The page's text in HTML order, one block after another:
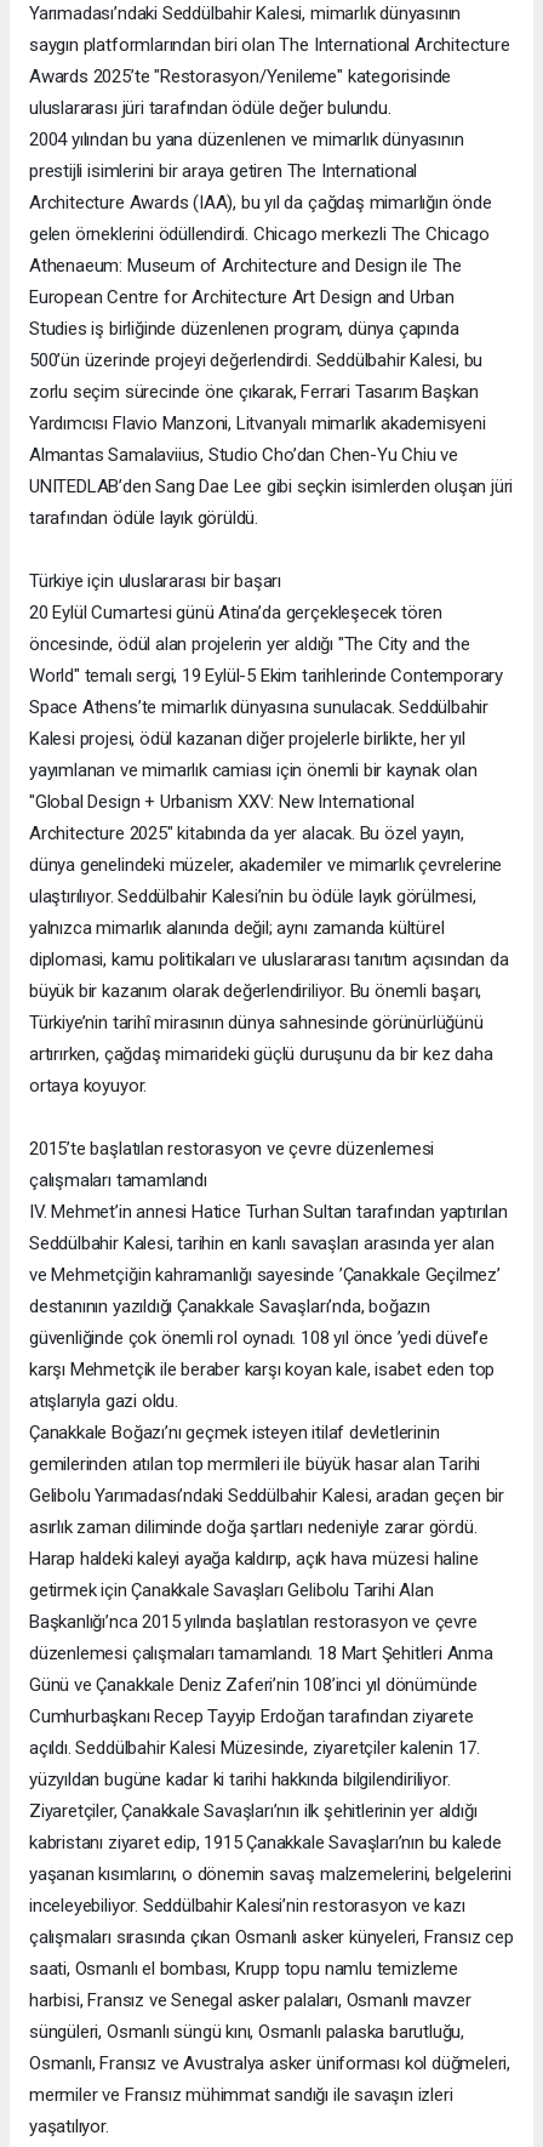
Yarımadası’ndaki Seddülbahir Kalesi, mimarlık dünyasının
saygın platformlarından biri olan The International Architecture
Awards 2025’te "Restorasyon/Yenileme" kategorisinde
uluslararası jüri tarafından ödüle değer bulundu.
2004 yılından bu yana düzenlenen ve mimarlık dünyasının
prestijli isimlerini bir araya getiren The International
Architecture Awards (IAA), bu yıl da çağdaş mimarlığın önde
gelen örneklerini ödüllendirdi. Chicago merkezli The Chicago
Athenaeum: Museum of Architecture and Design ile The
European Centre for Architecture Art Design and Urban
Studies iş birliğinde düzenlenen program, dünya çapında
500’ün üzerinde projeyi değerlendirdi. Seddülbahir Kalesi, bu
zorlu seçim sürecinde öne çıkarak, Ferrari Tasarım Başkan
Yardımcısı Flavio Manzoni, Litvanyalı mimarlık akademisyeni
Almantas Samalaviius, Studio Cho’dan Chen-Yu Chiu ve
UNITEDLAB’den Sang Dae Lee gibi seçkin isimlerden oluşan jüri
tarafından ödüle layık görüldü.
Türkiye için uluslararası bir başarı
20 Eylül Cumartesi günü Atina’da gerçekleşecek tören
öncesinde, ödül alan projelerin yer aldığı "The City and the
World" temalı sergi, 19 Eylül-5 Ekim tarihlerinde Contemporary
Space Athens’te mimarlık dünyasına sunulacak. Seddülbahir
Kalesi projesi, ödül kazanan diğer projelerle birlikte, her yıl
yayımlanan ve mimarlık camiası için önemli bir kaynak olan
"Global Design + Urbanism XXV: New International
Architecture 2025" kitabında da yer alacak. Bu özel yayın,
dünya genelindeki müzeler, akademiler ve mimarlık çevrelerine
ulaştırılıyor. Seddülbahir Kalesi’nin bu ödüle layık görülmesi,
yalnızca mimarlık alanında değil; aynı zamanda kültürel
diplomasi, kamu politikaları ve uluslararası tanıtım açısından da
büyük bir kazanım olarak değerlendiriliyor. Bu önemli başarı,
Türkiye’nin tarihî mirasının dünya sahnesinde görünürlüğünü
artırırken, çağdaş mimarideki güçlü duruşunu da bir kez daha
ortaya koyuyor.
2015’te başlatılan restorasyon ve çevre düzenlemesi
çalışmaları tamamlandı
IV. Mehmet’in annesi Hatice Turhan Sultan tarafından yaptırılan
Seddülbahir Kalesi, tarihin en kanlı savaşları arasında yer alan
ve Mehmetçiğin kahramanlığı sayesinde ’Çanakkale Geçilmez’
destanının yazıldığı Çanakkale Savaşları’nda, boğazın
güvenliğinde çok önemli rol oynadı. 108 yıl önce ’yedi düvel’e
karşı Mehmetçik ile beraber karşı koyan kale, isabet eden top
atışlarıyla gazi oldu.
Çanakkale Boğazı’nı geçmek isteyen itilaf devletlerinin
gemilerinden atılan top mermileri ile büyük hasar alan Tarihi
Gelibolu Yarımadası’ndaki Seddülbahir Kalesi, aradan geçen bir
asırlık zaman diliminde doğa şartları nedeniyle zarar gördü.
Harap haldeki kaleyi ayağa kaldırıp, açık hava müzesi haline
getirmek için Çanakkale Savaşları Gelibolu Tarihi Alan
Başkanlığı’nca 2015 yılında başlatılan restorasyon ve çevre
düzenlemesi çalışmaları tamamlandı. 18 Mart Şehitleri Anma
Günü ve Çanakkale Deniz Zaferi’nin 108’inci yıl dönümünde
Cumhurbaşkanı Recep Tayyip Erdoğan tarafından ziyarete
açıldı. Seddülbahir Kalesi Müzesinde, ziyaretçiler kalenin 17.
yüzyıldan bugüne kadar ki tarihi hakkında bilgilendiriliyor.
Ziyaretçiler, Çanakkale Savaşları’nın ilk şehitlerinin yer aldığı
kabristanı ziyaret edip, 1915 Çanakkale Savaşları’nın bu kalede
yaşanan kısımlarını, o dönemin savaş malzemelerini, belgelerini
inceleyebiliyor. Seddülbahir Kalesi’nin restorasyon ve kazı
çalışmaları sırasında çıkan Osmanlı asker künyeleri, Fransız cep
saati, Osmanlı el bombası, Krupp topu namlu temizleme
harbisi, Fransız ve Senegal asker palaları, Osmanlı mavzer
süngüleri, Osmanlı süngü kını, Osmanlı palaska barutluğu,
Osmanlı, Fransız ve Avustralya asker üniforması kol düğmeleri,
mermiler ve Fransız mühimmat sandığı ile savaşın izleri
yaşatılıyor.